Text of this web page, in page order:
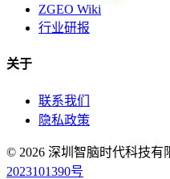
ZGEO Wiki
行业研报
关于
联系我们
隐私政策
© 2026 深圳智脑时代科技
2023101390号